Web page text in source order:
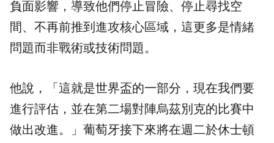
負面影響，導致他們停止冒險、停止尋找空
間、不再前推到進攻核心區域，這更多是情緒
問題而非戰術或技術問題。
他說，「這就是世界盃的一部分，現在我們要
進行評估，並在第二場對陣烏茲別克的比賽中
做出改進。」葡萄牙接下來將在週二於休士頓